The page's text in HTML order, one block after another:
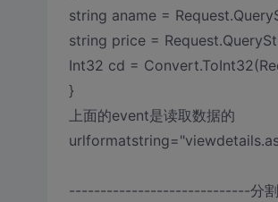
string aname =
string price =
Int32 cd =
}
上面的event是读取数据的
-----------------------------分